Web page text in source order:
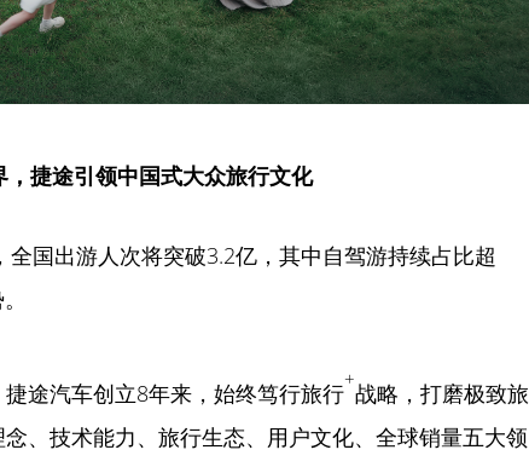
，捷途引领中国式大众旅行文化
国出游人次将突破3.2亿，其中自驾游持续占比超
途汽车创立8年来，始终笃行旅行+战略，打磨极致旅
、技术能力、旅行生态、用户文化、全球销量五大领